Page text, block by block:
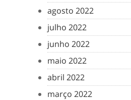
agosto 2022
julho 2022
junho 2022
maio 2022
abril 2022
março 2022